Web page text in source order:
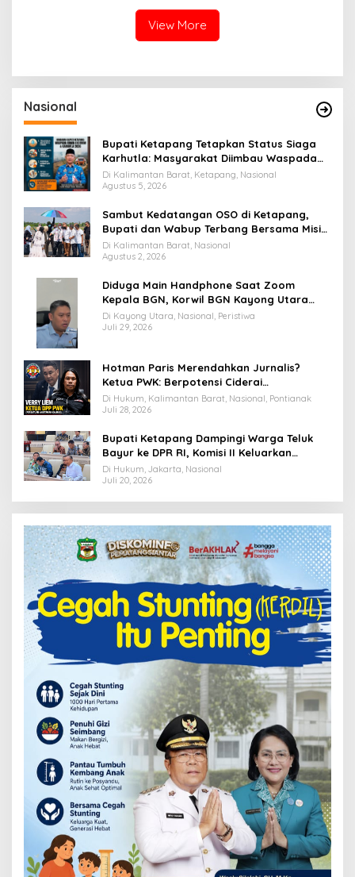
View More
Nasional
Bupati Ketapang Tetapkan Status Siaga
Karhutla: Masyarakat Diimbau Waspada
Cuaca Ekstrem
Di Kalimantan Barat, Ketapang, Nasional
Agustus 5, 2026
Sambut Kedatangan OSO di Ketapang,
Bupati dan Wabup Terbang Bersama Misi
Keberkahan MTQ XXXIV di Kayong Utara
Di Kalimantan Barat, Nasional
Agustus 2, 2026
Diduga Main Handphone Saat Zoom
Kepala BGN, Korwil BGN Kayong Utara
Terancam Dimutasi ke Papua
Di Kayong Utara, Nasional, Peristiwa
Juli 29, 2026
Hotman Paris Merendahkan Jurnalis?
Ketua PWK: Berpotensi Ciderai
Penghormatan
Di Hukum, Kalimantan Barat, Nasional, Pontianak
Juli 28, 2026
Bupati Ketapang Dampingi Warga Teluk
Bayur ke DPR RI, Komisi II Keluarkan
Rekomendasi Tegas Soal Konflik Lahan PT
PTS
Di Hukum, Jakarta, Nasional
Juli 20, 2026